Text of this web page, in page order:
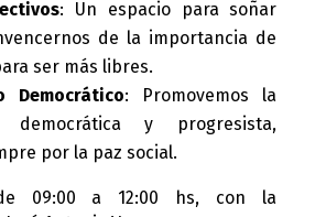
: Un espacio para soñar
de la importancia de
ser más libres.
Democrático: Promovemos la
democrática y progresista,
por la paz social.
09:00 a 12:00 hs, con la